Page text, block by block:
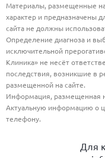
Материалы, размещенные
характер и предназначены
сайта не должны
Определение диагноза и
исключительной
Клиника» не несёт
последствия, возникшие в
размещенной на сайте.
Информация, размещенная
Актуальную информацию о
телефону.
Для